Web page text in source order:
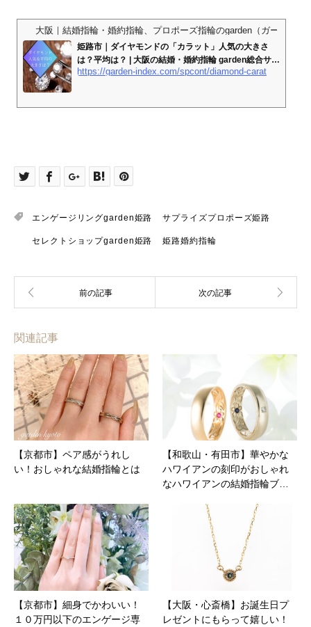
大阪｜結婚指輪・婚約指輪、プロポーズ指輪のgarden（ガーデン）
姫路市｜ダイヤモンドの「カラット」人気の大きさ
は？平均は？ | 大阪の結婚・婚約指輪 garden総合サイ
ト
https://garden-index.com/spcont/diamond-carat
エンゲージリングgarden姫路 サプライズプロポーズ姫路
セレクトショップgarden姫路 姫路婚約指輪
関連記事
【京都市】ペア感がうれし
い！おしゃれな結婚指輪とは
【和歌山・有田市】華やかな
ハワイアンの刻印がおしゃれ
なハワイアンの結婚指輪ブ…
【京都市】細身でかわいい！
１０万円以下のエンゲージ専
【大阪・心斎橋】お誕生日プ
レゼントにもらって嬉しい！